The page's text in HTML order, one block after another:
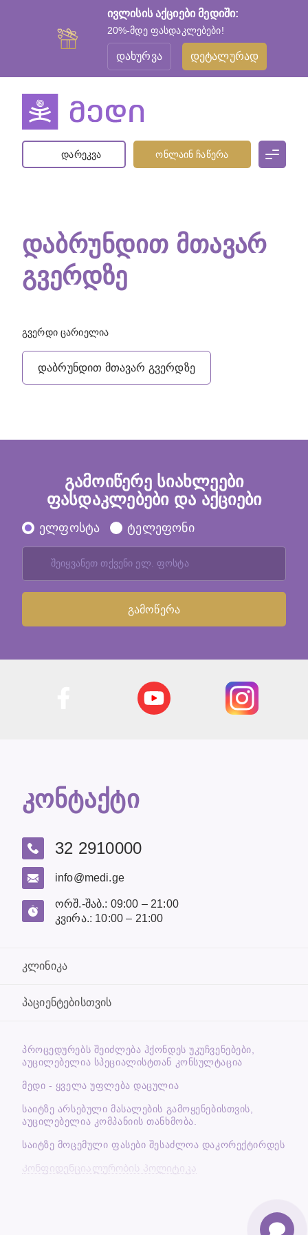
ივლისის აქციები მედიში:
20%-მდე ფასდაკლებები!
დახურვა დეტალურად
დარეკვა ონლაინ ჩაწერა
ᲓᲐᲑᲠᲣᲜᲓᲘᲗ ᲛᲗᲐᲕᲐᲠ
ᲒᲕᲔᲠᲓᲖᲔ
გვერდი ცარიელია
დაბრუნდით მთავარ გვერდზე
გამოიწერე სიახლეები
ფასდაკლებები და აქციები
ელფოსტა ტელეფონი
კონტაქტი
32 2910000
info@medi.ge
ორშ.-შაბ.: 09:00 – 21:00
კვირა.: 10:00 – 21:00
კლინიკა
პაციენტებისთვის
ᲞᲠᲝᲪᲔᲓᲣᲠᲔᲑᲡ ᲨᲔᲘᲫᲚᲔᲑᲐ ᲰᲥᲝᲜᲓᲔᲡ ᲣᲙᲣᲩᲕᲔᲜᲔᲑᲔᲑᲘ,
ᲐᲣᲪᲘᲚᲔᲑᲔᲚᲘᲐ ᲡᲞᲔᲪᲘᲐᲚᲘᲡᲢᲗᲐᲜ ᲙᲝᲜᲡᲣᲚᲢᲐᲪᲘᲐ
მედი - ყველა უფლება დაცულია
საიტზე არსებული მასალების გამოყენებისთვის,
აუცილებელია კომპანიის თანხმობა.
საიტზე მოცემული ფასები შესაძლოა დაკორექტირდეს
Კონფიდენციალურობის პოლიტიკა